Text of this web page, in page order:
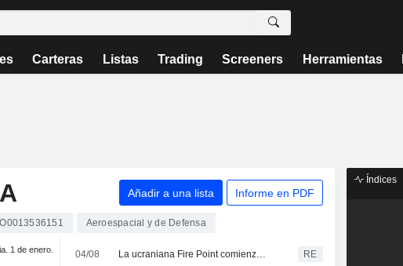
Carteras Listas Trading Screeners Herramientas
Añadir a una lista Informe en PDF
Aeroespacial y de Defensa
1 de enero. 04/08 La ucraniana Fire Point comienza a integrar tecnología europea en su sistema de defensa antimisiles RE
Índices